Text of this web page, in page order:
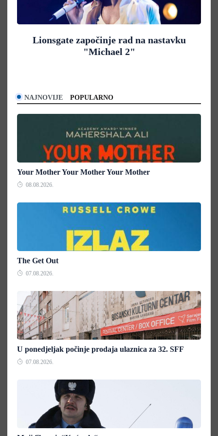
Lionsgate započinje rad na nastavku
"Michael 2"
NAJNOVIJE POPULARNO
Your Mother Your Mother Your Mother
08.08.2026.
The Get Out
07.08.2026.
U ponedjeljak počinje prodaja ulaznica za 32. SFF
07.08.2026.